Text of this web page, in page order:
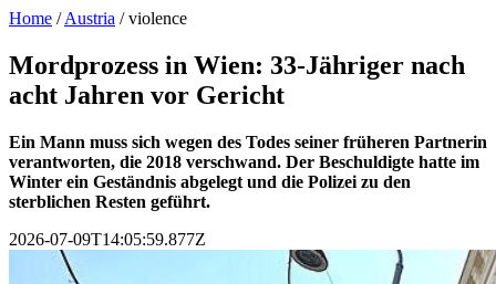
Home /Austria /violence
Mordprozess in Wien: 33-Jähriger nach
acht Jahren vor Gericht
Ein Mann muss sich wegen des Todes seiner früheren Partnerin
verantworten, die 2018 verschwand. Der Beschuldigte hatte im
Winter ein Geständnis abgelegt und die Polizei zu den
sterblichen Resten geführt.
2026-07-09T14:05:59.877Z